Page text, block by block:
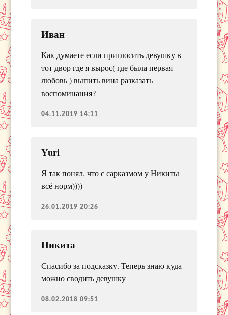
Иван
Как думаете если приглосить девушку в
тот двор где я вырос( где была первая
любовь ) выпить вина разказать
воспоминания?
04.11.2019 14:11
Yuri
Я так понял, что с сарказмом у Никиты
всё норм))))
26.01.2019 20:26
Никита
Спасибо за подсказку. Теперь знаю куда
можно сводить девушку
08.02.2018 09:51